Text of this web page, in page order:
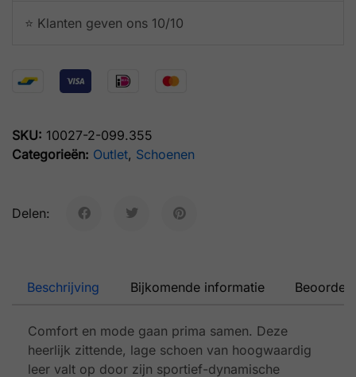
⭐️ Klanten geven ons 10/10
SKU: 10027-2-099.355
Categorieën: Outlet, Schoenen
Delen:
Beschrijving Bijkomende informatie
Comfort en mode gaan prima samen. Deze
heerlijk zittende, lage schoen van hoogwaardig
leer valt op door zijn sportief-dynamische